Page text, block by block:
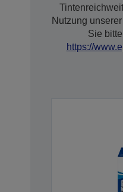
Nutzung
Sie
https://